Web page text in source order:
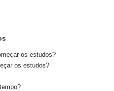
os estudos?
os estudos?